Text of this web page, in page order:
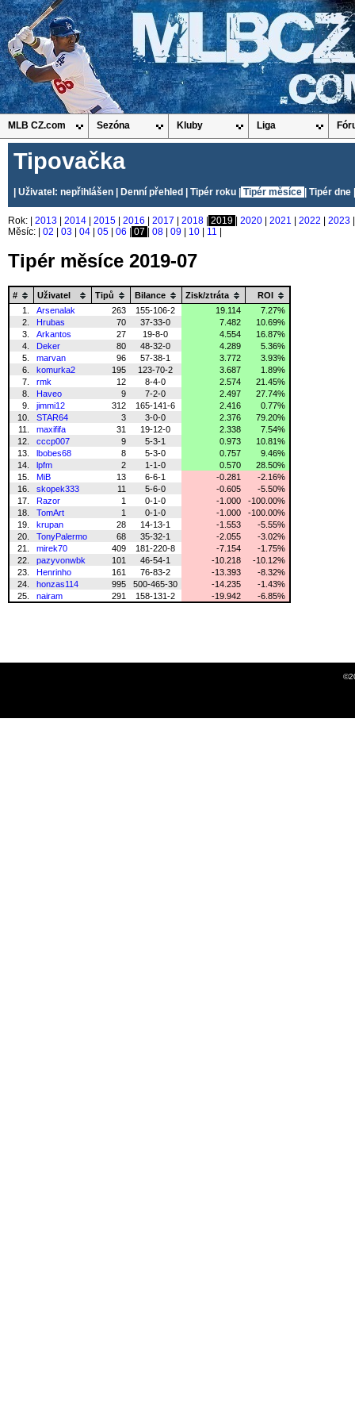
MLB CZ.com Sezóna Kluby Liga
Tipovačka
| Uživatel: nepřihlášen | Denní přehled Tipér roku Tipér měsíce Tipér dne
Rok: | 2013 2014 2015 2016 2017 2018 2019 2020 2021 2022 2023
Měsíc: | 02 03 04 05 06 07 08 09 10 11
Tipér měsíce 2019-07
# Uživatel Tipů Bilance Zisk/ztráta
ROI
1.
Arsenalak 263 155-106-2 19.114
7.27%
2.
Hrubas 70 37-33-0 7.482
10.69%
3.
Arkantos 27 19-8-0 4.554
16.87%
4.
Deker 80 48-32-0 4.289
5.36%
5.
marvan 96 57-38-1 3.772
3.93%
6.
komurka2 195 123-70-2 3.687
1.89%
7.
rmk 12 8-4-0 2.574
21.45%
8.
Haveo 9 7-2-0 2.497
27.74%
9.
jimmi12 312 165-141-6 2.416
0.77%
10.
STAR64 3 3-0-0 2.376
79.20%
11.
maxififa 31 19-12-0 2.338
7.54%
12.
cccp007 9 5-3-1 0.973
10.81%
13.
lbobes68 8 5-3-0 0.757
9.46%
14.
lpfm 2 1-1-0 0.570
28.50%
15.
MiB 13 6-6-1 -0.281
-2.16%
16.
skopek333 11 5-6-0 -0.605
-5.50%
17.
Razor 1 0-1-0 -1.000
-100.00%
18.
TomArt 1 0-1-0 -1.000
-100.00%
19.
krupan 28 14-13-1 -1.553
-5.55%
20.
TonyPalermo 68 35-32-1 -2.055
-3.02%
21.
mirek70 409 181-220-8 -7.154
-1.75%
22.
pazyvonwbk 101 46-54-1 -10.218
-10.12%
23.
Henrinho 161 76-83-2 -13.393
-8.32%
24.
honzas114 995 500-465-30 -14.235
-1.43%
25.
nairam 291 158-131-2 -19.942 -6.85%